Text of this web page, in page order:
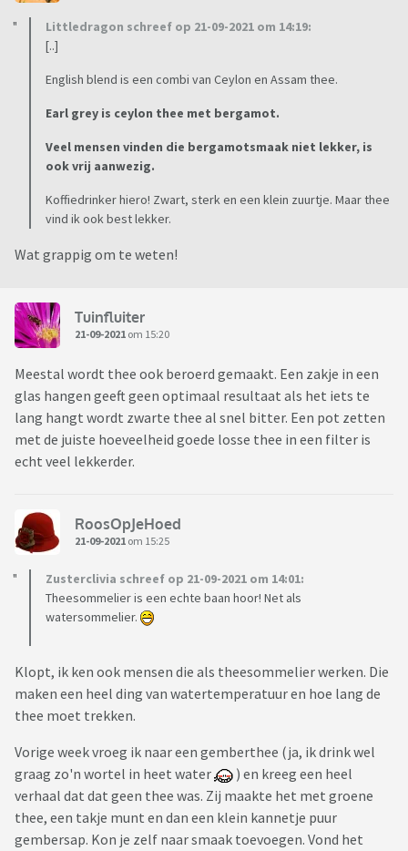
Littledragon schreef op 21-09-2021 om 14:19:
[..]
English blend is een combi van Ceylon en Assam thee.
Earl grey is ceylon thee met bergamot.
Veel mensen vinden die bergamotsmaak niet lekker, is
ook vrij aanwezig.
Koffiedrinker hiero! Zwart, sterk en een klein zuurtje. Maar thee
vind ik ook best lekker.
Wat grappig om te weten!
Tuinfluiter
21-09-2021 om 15:20
Meestal wordt thee ook beroerd gemaakt. Een zakje in een
glas hangen geeft geen optimaal resultaat als het iets te
lang hangt wordt zwarte thee al snel bitter. Een pot zetten
met de juiste hoeveelheid goede losse thee in een filter is
echt veel lekkerder.
RoosOpJeHoed
21-09-2021 om 15:25
Zusterclivia schreef op 21-09-2021 om 14:01:
Theesommelier is een echte baan hoor! Net als
watersommelier.
Klopt, ik ken ook mensen die als theesommelier werken. Die
maken een heel ding van watertemperatuur en hoe lang de
thee moet trekken.
Vorige week vroeg ik naar een gemberthee (ja, ik drink wel
graag zo'n wortel in heet water
) en kreeg een heel
verhaal dat dat geen thee was. Zij maakte het met groene
thee, een takje munt en dan een klein kannetje puur
gembersap. Kon je zelf naar smaak toevoegen. Vond het